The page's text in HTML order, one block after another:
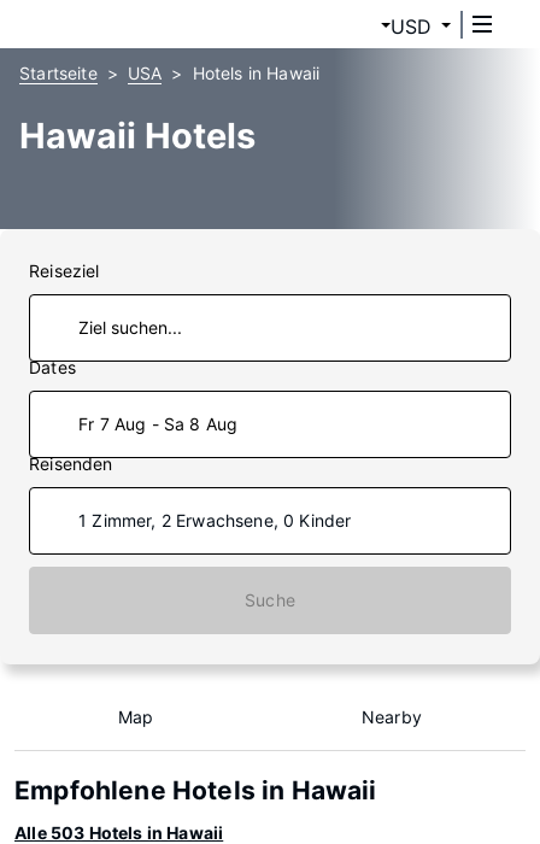
USD
Startseite USA Hotels in Hawaii
Hawaii Hotels
Reiseziel
Dates
Fr 7 Aug - Sa 8 Aug
Reisenden
1 Zimmer, 2 Erwachsene, 0 Kinder
Suche
Map Nearby
Empfohlene Hotels in Hawaii
Alle 503 Hotels in Hawaii